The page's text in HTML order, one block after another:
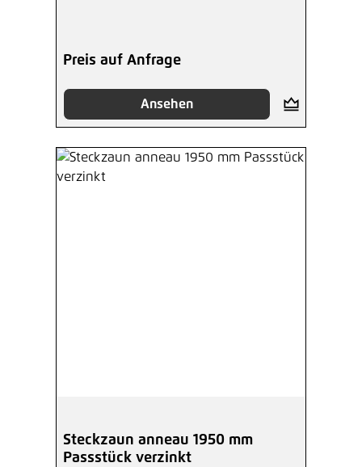
Preis auf Anfrage
Ansehen
Steckzaun anneau 1950 mm
Passstück verzinkt